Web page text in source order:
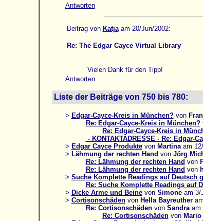
Antworten
Beitrag von Katjaam 20/Jun/2002:
Re: The Edgar Cayce Virtual Library
Vielen Dank für den Tipp!
Antworten
Liste der Beiträge von 750 bis 780:
> Edgar-Cayce-Kreis in München?von
Re: Edgar-Cayce-Kreis in München?
Re: Edgar-Cayce-Kreis in
- KONTAKTADRESSE - Re: Edgar-
> Edgar Cayce Produktevon Martinaam
> Lähmung der rechten Hand von Jörg
Re: Lähmung der rechten Hand von
Re: Lähmung der rechten Hand von
> Suche Komplette Readings auf Deutsch
Re: Suche Komplette Readings auf
> Dicke Arme und Beinevon Simoneam 3/
> Cortisonschädenvon Hella Bayreuther
Re: Cortisonschädenvon Sandraam
Re: Cortisonschädenvon